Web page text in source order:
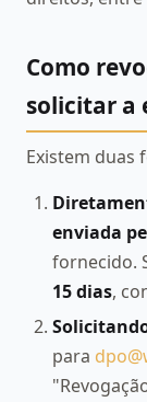
Como
solicitar a
Existem duas
enviada
fornecido.
15 dias,
para